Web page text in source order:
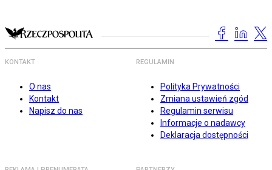
KONTAKT
O nas
Kontakt
Napisz do nas
REGULAMIN
Polityka Prywatności
Zmiana ustawień zgód
Regulamin serwisu
Informacje o nadawcy
Deklaracja dostępności